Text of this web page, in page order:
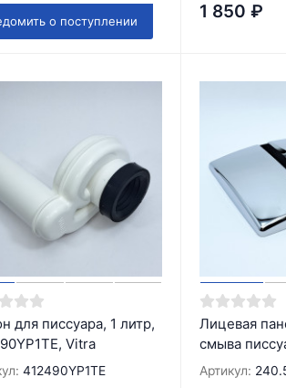
о поступлении 1 850 ₽
для писсуара, 1 литр,
Vitra
412490YP1TE
Лицевая
смыва
Артикул: